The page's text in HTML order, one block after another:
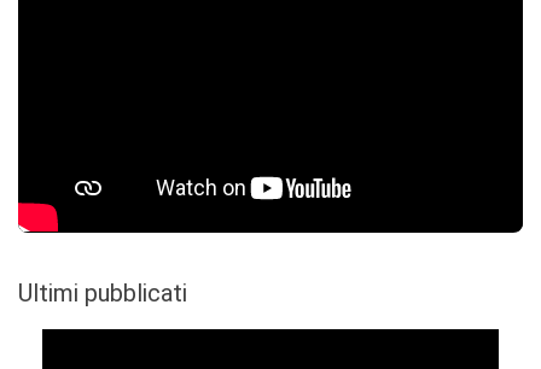
Ultimi pubblicati